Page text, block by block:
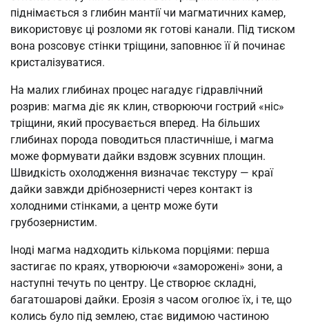
піднімається з глибин мантії чи магматичних камер,
використовує ці розломи як готові канали. Під тиском
вона розсовує стінки тріщини, заповнює її й починає
кристалізуватися.
На малих глибинах процес нагадує гідравлічний
розрив: магма діє як клин, створюючи гострий «ніс»
тріщини, який просувається вперед. На більших
глибинах порода поводиться пластичніше, і магма
може формувати дайки вздовж зсувних площин.
Швидкість охолодження визначає текстуру — краї
дайки завжди дрібнозернисті через контакт із
холодними стінками, а центр може бути
грубозернистим.
Іноді магма надходить кількома порціями: перша
застигає по краях, утворюючи «заморожені» зони, а
наступні течуть по центру. Це створює складні,
багатошарові дайки. Ерозія з часом оголює їх, і те, що
колись було під землею, стає видимою частиною